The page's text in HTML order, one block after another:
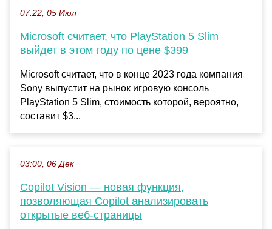
07:22, 05 Июл
Microsoft считает, что PlayStation 5 Slim
выйдет в этом году по цене $399
Microsoft считает, что в конце 2023 года компания
Sony выпустит на рынок игровую консоль
PlayStation 5 Slim, стоимость которой, вероятно,
составит $3...
03:00, 06 Дек
Copilot Vision — новая функция,
позволяющая Copilot анализировать
открытые веб-страницы